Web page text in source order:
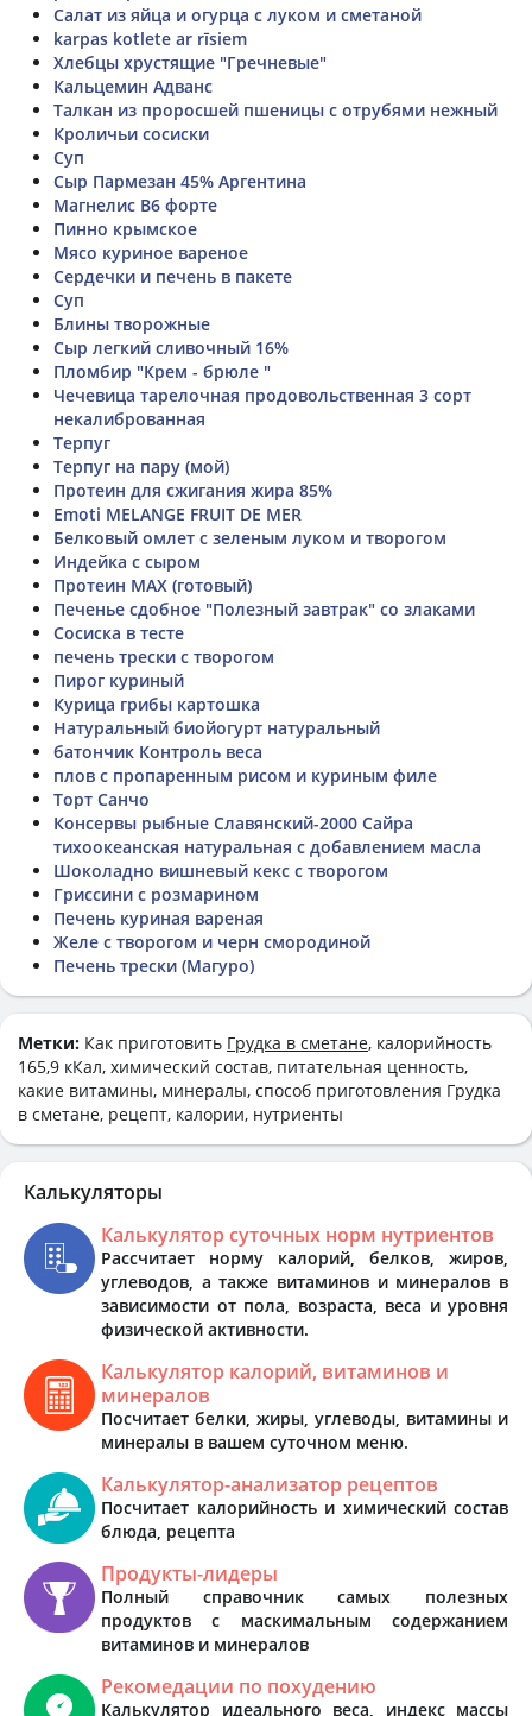
Салат из яйца и огурца с луком и сметаной
karpas kotlete ar rīsiem
Хлебцы хрустящие "Гречневые"
Кальцемин Адванс
Талкан из проросшей пшеницы с отрубями нежный
Кроличьи сосиски
Суп
Сыр Пармезан 45% Аргентина
Магнелис B6 форте
Пинно крымское
Мясо куриное вареное
Сердечки и печень в пакете
Суп
Блины творожные
Сыр легкий сливочный 16%
Пломбир "Крем - брюле "
Чечевица тарелочная продовольственная 3 сорт
некалиброванная
Терпуг
Терпуг на пару (мой)
Протеин для сжигания жира 85%
Emoti MELANGE FRUIT DE MER
Белковый омлет с зеленым луком и творогом
Индейка с сыром
Протеин MAX (готовый)
Печенье сдобное "Полезный завтрак" со злаками
Сосиска в тесте
печень трески с творогом
Пирог куриный
Курица грибы картошка
Натуральный биойогурт натуральный
батончик Контроль веса
плов с пропаренным рисом и куриным филе
Торт Санчо
Консервы рыбные Славянский-2000 Сайра
тихоокеанская натуральная с добавлением масла
Шоколадно вишневый кекс с творогом
Гриссини с розмарином
Печень куриная вареная
Желе с творогом и черн смородиной
Печень трески (Магуро)
Метки: Как приготовить Грудка в сметане, калорийность
165,9 кКал, химический состав, питательная ценность,
какие витамины, минералы, способ приготовления Грудка
в сметане, рецепт, калории, нутриенты
Калькуляторы
Калькулятор суточных норм нутриентов
Рассчитает норму калорий, белков, жиров,
углеводов, а также витаминов и минералов в
зависимости от пола, возраста, веса и уровня
физической активности.
Калькулятор калорий, витаминов и
минералов
Посчитает белки, жиры, углеводы, витамины и
минералы в вашем суточном меню.
Калькулятор-анализатор рецептов
Посчитает калорийность и химический состав
блюда, рецепта
Продукты-лидеры
Полный справочник самых полезных
продуктов с маскимальным содержанием
витаминов и минералов
Рекомедации по похудению
Калькулятор идеального веса, индекс массы